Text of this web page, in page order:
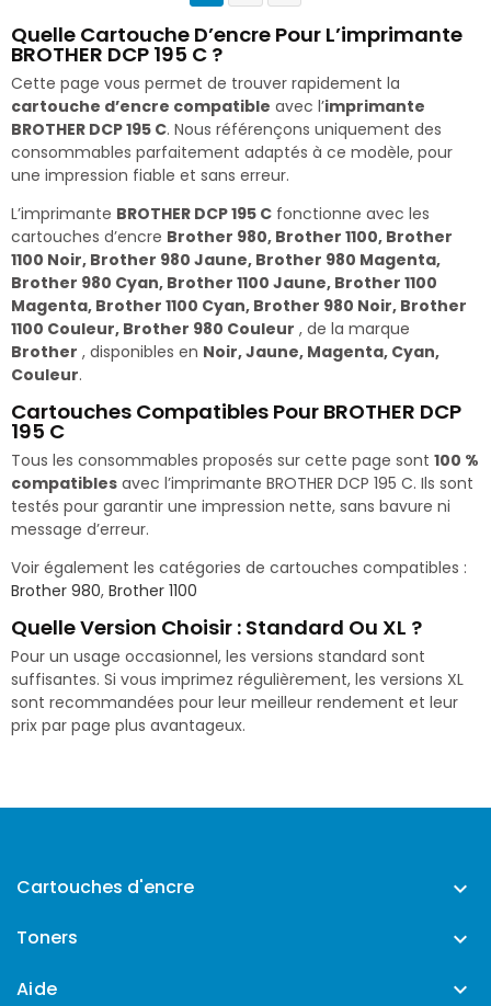
Quelle Cartouche D’encre Pour L’imprimante
BROTHER DCP 195 C ?
Cette page vous permet de trouver rapidement la
cartouche d’encre compatible avec l’imprimante
BROTHER DCP 195 C. Nous référençons uniquement des
consommables parfaitement adaptés à ce modèle, pour
une impression fiable et sans erreur.
L’imprimante BROTHER DCP 195 C fonctionne avec les
cartouches d’encre Brother 980, Brother 1100, Brother
1100 Noir, Brother 980 Jaune, Brother 980 Magenta,
Brother 980 Cyan, Brother 1100 Jaune, Brother 1100
Magenta, Brother 1100 Cyan, Brother 980 Noir, Brother
1100 Couleur, Brother 980 Couleur , de la marque
Brother , disponibles en Noir, Jaune, Magenta, Cyan,
Couleur.
Cartouches Compatibles Pour BROTHER DCP
195 C
Tous les consommables proposés sur cette page sont 100 %
compatibles avec l’imprimante BROTHER DCP 195 C. Ils sont
testés pour garantir une impression nette, sans bavure ni
message d’erreur.
Voir également les catégories de cartouches compatibles :
Brother 980, Brother 1100
Quelle Version Choisir : Standard Ou XL ?
Pour un usage occasionnel, les versions standard sont
suffisantes. Si vous imprimez régulièrement, les versions XL
sont recommandées pour leur meilleur rendement et leur
prix par page plus avantageux.
Cartouches d'encre 
Toners 
Aide 